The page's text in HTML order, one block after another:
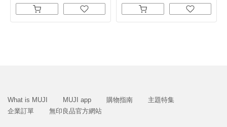
What is MUJI MUJI app 購物指南
主題特集
企業訂單
無印良品官方網站